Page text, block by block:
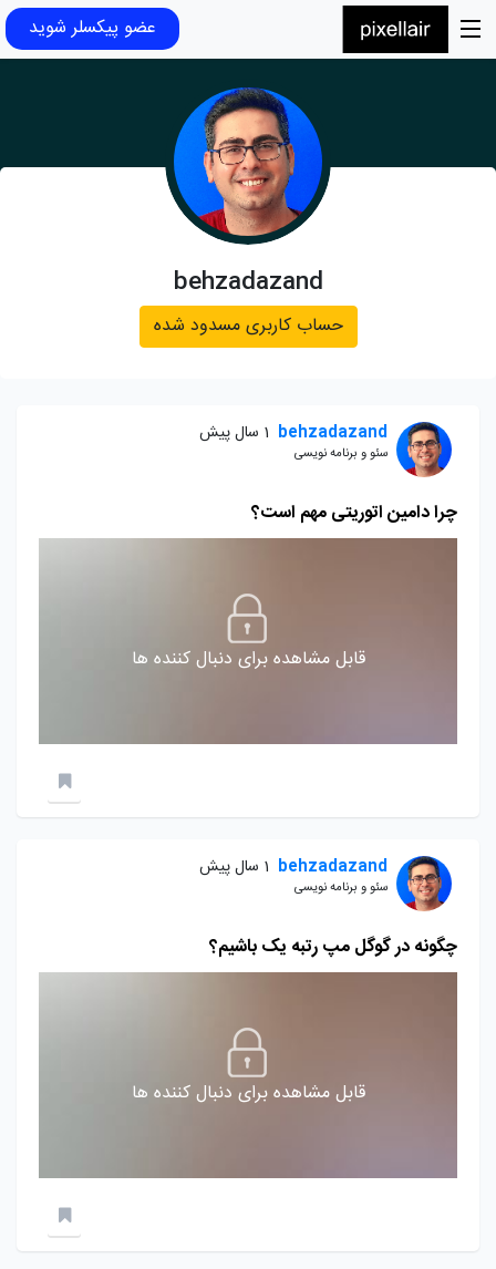
عضو پیکسلر شوید
behzadazand
حساب کاربری مسدود شده
behzadazand 1 سال پیش
سئو و برنامه نویسی
چرا دامین اتوریتی مهم است؟
قابل مشاهده برای دنبال کننده ها
behzadazand 1 سال پیش
سئو و برنامه نویسی
چگونه در گوگل مپ رتبه یک باشیم؟
قابل مشاهده برای دنبال کننده ها